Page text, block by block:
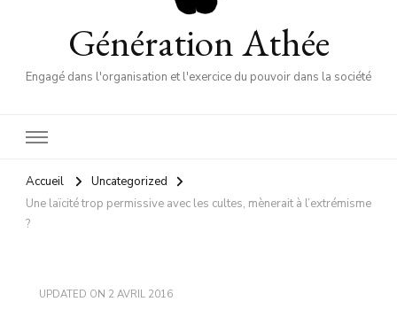
Génération Athée
Engagé dans l'organisation et l'exercice du pouvoir dans la société
Accueil
Uncategorized
Une laïcité trop permissive avec les cultes, mènerait à l’extrémisme
?
UPDATED ON 2 AVRIL 2016